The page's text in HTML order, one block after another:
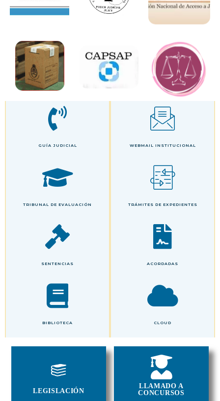
GUÍA JUDICIAL WEBMAIL INSTITUCIONAL
TRIBUNAL DE EVALUACIÓN TRÁMITES DE EXPEDIENTES
SENTENCIAS ACORDADAS
BIBLIOTECA CLOUD
LEGISLACIÓN
LLAMADO A
CONCURSOS